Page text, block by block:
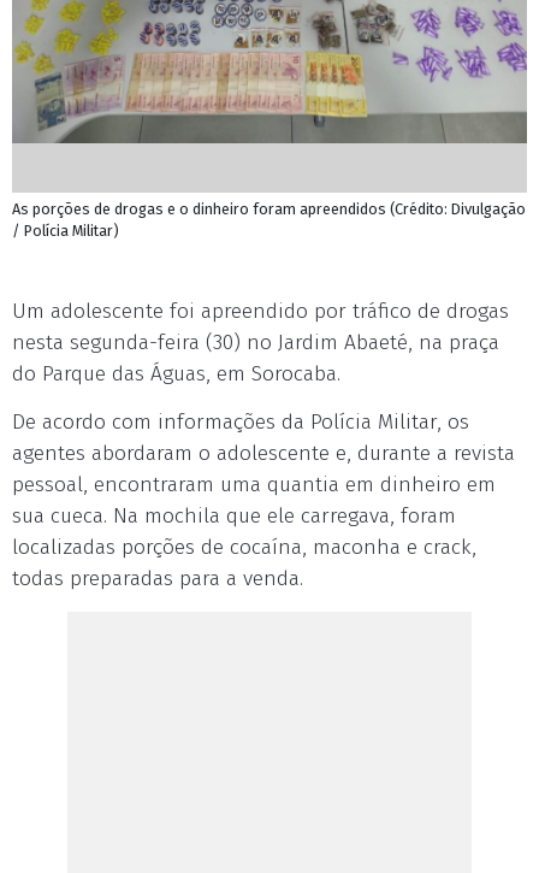
As porções de drogas e o dinheiro foram apreendidos (Crédito: Divulgação
/ Polícia Militar)
Um adolescente foi apreendido por tráfico de drogas
nesta segunda-feira (30) no Jardim Abaeté, na praça
do Parque das Águas, em Sorocaba.
De acordo com informações da Polícia Militar, os
agentes abordaram o adolescente e, durante a revista
pessoal, encontraram uma quantia em dinheiro em
sua cueca. Na mochila que ele carregava, foram
localizadas porções de cocaína, maconha e crack,
todas preparadas para a venda.